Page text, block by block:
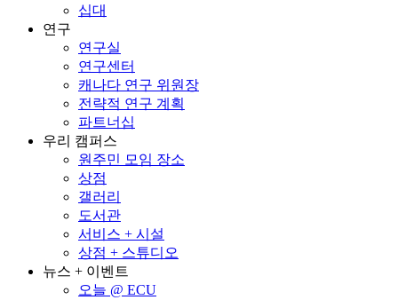
십대
연구
연구실
연구센터
캐나다 연구 위원장
전략적 연구 계획
파트너십
우리 캠퍼스
원주민 모임 장소
상점
갤러리
도서관
서비스 + 시설
상점 + 스튜디오
뉴스 + 이벤트
오늘 @ ECU